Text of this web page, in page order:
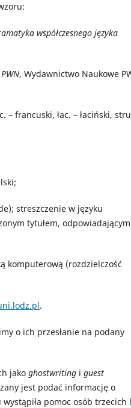
współczesnego języka
, Wydawnictwo Naukowe
francuski, łac. – łaciński,
streszczenie w języku
tytułem, odpowiadającym
komputerową (rozdzielczość
.
o ich przesłanie na podany
jako ghostwriting i guest
jest podać informację o
pomoc osób trzecich